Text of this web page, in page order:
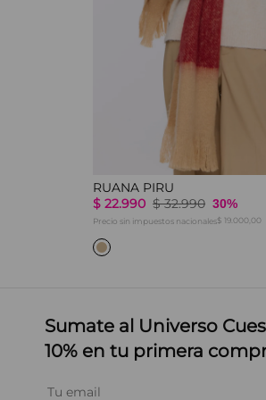
RUANA PIRU
$ 22.990 $ 32.990 30%
Precio sin impuestos nacionales$ 19.000,00
Sumate al Universo
10% en tu primera